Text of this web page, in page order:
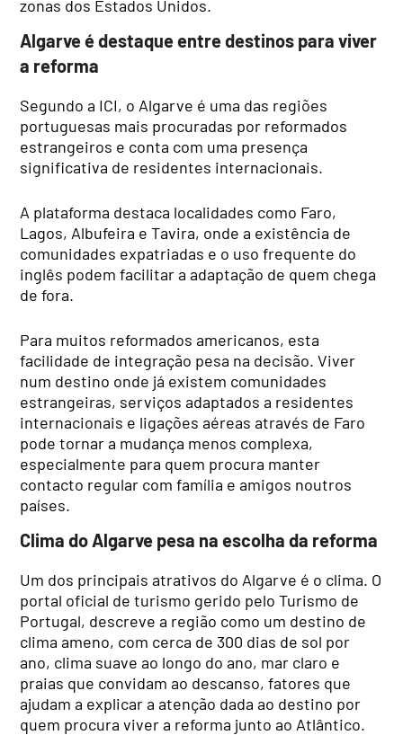
zonas dos Estados Unidos.
Algarve é destaque entre destinos para viver
a reforma
Segundo a ICI, o Algarve é uma das regiões
portuguesas mais procuradas por reformados
estrangeiros e conta com uma presença
significativa de residentes internacionais.
A plataforma destaca localidades como Faro,
Lagos, Albufeira e Tavira, onde a existência de
comunidades expatriadas e o uso frequente do
inglês podem facilitar a adaptação de quem chega
de fora.
Para muitos reformados americanos, esta
facilidade de integração pesa na decisão. Viver
num destino onde já existem comunidades
estrangeiras, serviços adaptados a residentes
internacionais e ligações aéreas através de Faro
pode tornar a mudança menos complexa,
especialmente para quem procura manter
contacto regular com família e amigos noutros
países.
Clima do Algarve pesa na escolha da reforma
Um dos principais atrativos do Algarve é o clima. O
portal oficial de turismo gerido pelo Turismo de
Portugal, descreve a região como um destino de
clima ameno, com cerca de 300 dias de sol por
ano, clima suave ao longo do ano, mar claro e
praias que convidam ao descanso, fatores que
ajudam a explicar a atenção dada ao destino por
quem procura viver a reforma junto ao Atlântico.